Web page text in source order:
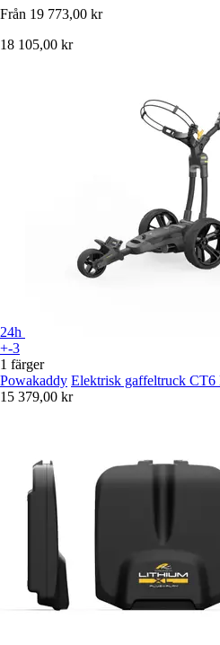
Från 19 773,00 kr
18 105,00 kr
24h
+-3
1 färger
Powakaddy Elektrisk gaffeltruck CT6
15 379,00 kr